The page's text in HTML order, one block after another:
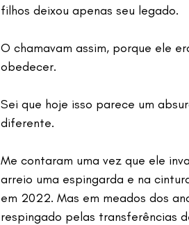
filhos deixou apenas seu legado.
O chamavam assim, porque ele
obedecer.
Sei que hoje isso parece um
diferente.
Me contaram uma vez que ele
arreio uma espingarda e na
em 2022. Mas em meados dos
respingado pelas transferências